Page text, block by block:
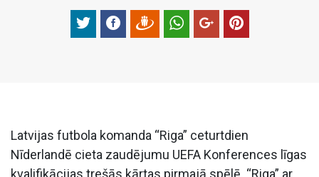
Latvijas futbola komanda “Riga” ceturtdien
Nīderlandē cieta zaudējumu UEFA Konferences līgas
kvalifikācijas trešās kārtas pirmajā spēlē. “Riga” ar